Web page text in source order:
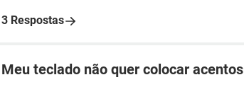
3 Respostas
Meu teclado não quer colocar acentos